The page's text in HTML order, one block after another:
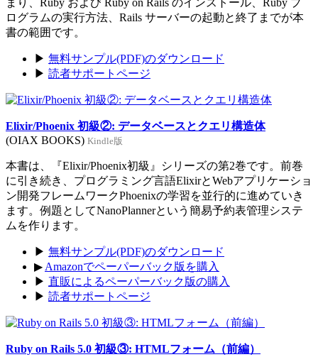
ログラムの実行方法、Rails サーバーの起動と終了までが本
書の範囲です。
▶ 無料サンプル(PDF)のダウンロード
▶ 読者サポートページ
Elixir/Phoenix 初級②: データベースとクエリ構造体
(OIAX BOOKS) Kindle版
本書は、『Elixir/Phoenix初級』シリーズの第2巻です。前巻
に引き続き、プログラミング言語ElixirとWebアプリケーショ
ン開発フレームワークPhoenixの学習を並行的に進めていき
ます。例題としてNanoPlannerという簡易予約表管理システ
ムを作ります。
▶ 無料サンプル(PDF)のダウンロード
▶ Amazonでペーパーバック版を購入
▶ 直販によるペーパーバック版の購入
▶ 読者サポートページ
Ruby on Rails 5.0 初級③: HTMLフォーム（前編）